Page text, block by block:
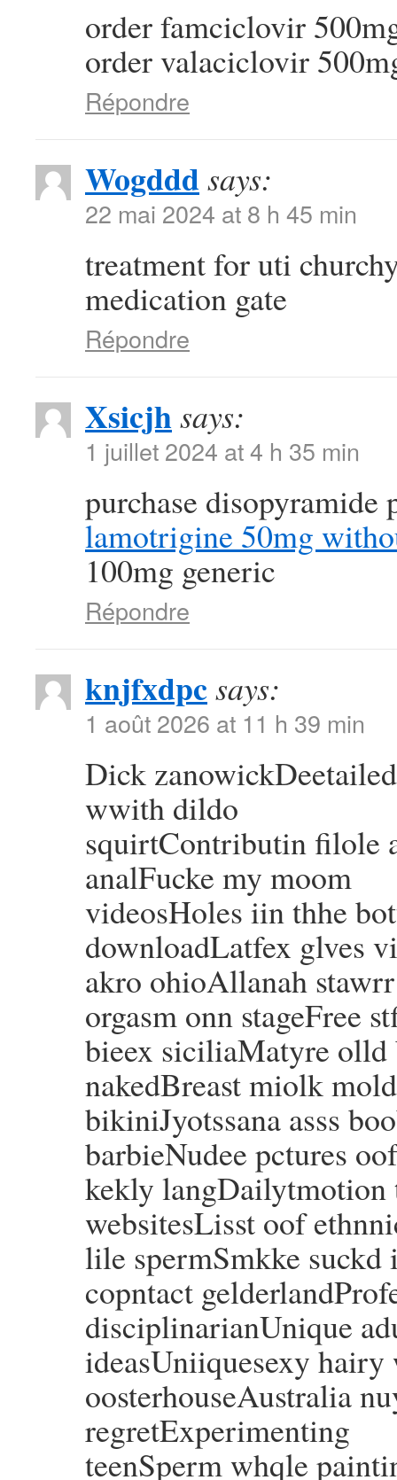
order famciclovir
order valaciclovir
Répondre
Wogdddsays:
22 mai 2024 at 8 h 45 min
treatment for uti
medication gate
Répondre
Xsicjhsays:
1 juillet 2024 at 4 h 35 min
purchase
lamotrigine 50mg
100mg generic
Répondre
knjfxdpcsays:
1 août 2026 at 11 h 39 min
Dick
wwith dildo
squirtContributin filole
analFucke my moom
videosHoles iin thhe
downloadLatfex glves
akro ohioAllanah
orgasm onn stageFree
bieex siciliaMatyre olld
nakedBreast miolk
bikiniJyotssana asss
barbieNudee pctures
kekly langDailytmotion
websitesLisst oof
lile spermSmkke suckd
copntact
disciplinarianUnique
ideasUniiquesexy
oosterhouseAustralia
regretExperimenting
teenSperm whqle